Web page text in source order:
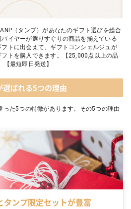
（タンプ）があなたのギフト選びを総合
イヤーが選りすぐりの商品を揃えている
トに出会えて、ギフトコンシェルジュが
トを購入できます。【25,000点以上の品
最短即日発送】
選ばれる5つの理由
った5つの特徴があります。その5つの理由
タンプ限定セットが豊富